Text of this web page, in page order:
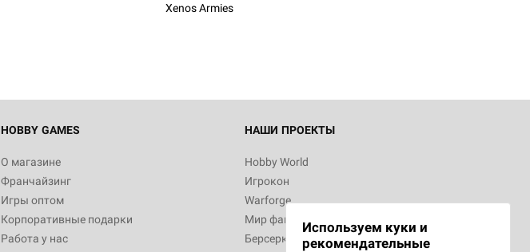
Xenos Armies
HOBBY GAMES
О магазине
Франчайзинг
Игры оптом
Корпоративные подарки
Работа у нас
НАШИ ПРОЕКТЫ
Hobby World
Игрокон
Warforge
Мир фантастики
Берсерк
Используем куки и
рекомендательные
Белая смерть
12 990
Настольная игра Hobby World Берсерк.
3 490